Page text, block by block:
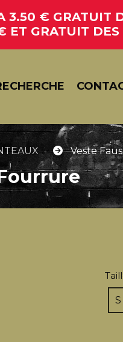
3.50 € GRATUIT
ET GRATUIT
Veste
S